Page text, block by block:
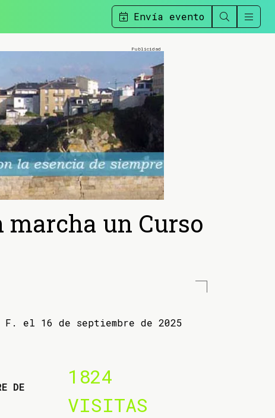
Envía evento
marcha un Curso
F. el 16 de septiembre de 2025
DE
1824
VISITAS